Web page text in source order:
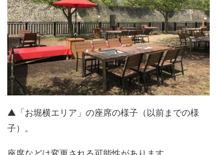
▲「お堀横エリア」の座席の様子（以前までの様
子）。